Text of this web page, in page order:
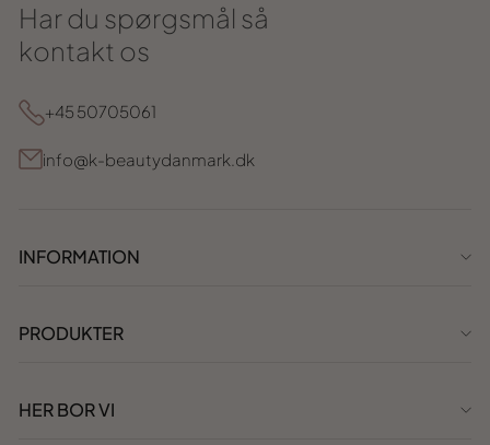
Har du spørgsmål så
kontakt os
+45 50705061
info@k-beautydanmark.dk
INFORMATION
PRODUKTER
HER BOR VI